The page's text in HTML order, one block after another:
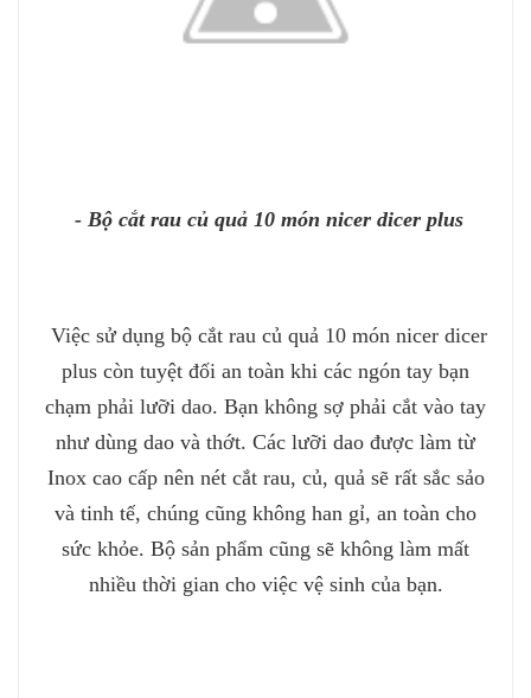
- Bộ cắt rau củ quả 10 món nicer dicer plus
Việc sử dụng bộ cắt rau củ quả 10 món nicer dicer
plus còn tuyệt đối an toàn khi các ngón tay bạn
chạm phải lưỡi dao. Bạn không sợ phải cắt vào tay
như dùng dao và thớt. Các lưỡi dao được làm từ
Inox cao cấp nên nét cắt rau, củ, quả sẽ rất sắc sảo
và tinh tế, chúng cũng không han gỉ, an toàn cho
sức khỏe. Bộ sản phẩm cũng sẽ không làm mất
nhiều thời gian cho việc vệ sinh của bạn.